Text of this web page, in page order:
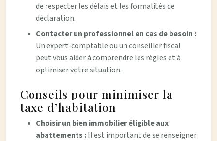
de respecter les délais et les formalités de
déclaration.
Contacter un professionnel en cas de besoin :
Un expert-comptable ou un conseiller fiscal
peut vous aider à comprendre les règles et à
optimiser votre situation.
Conseils pour minimiser la
taxe d’habitation
Choisir un bien immobilier éligible aux
abattements :Il est important de se renseigner